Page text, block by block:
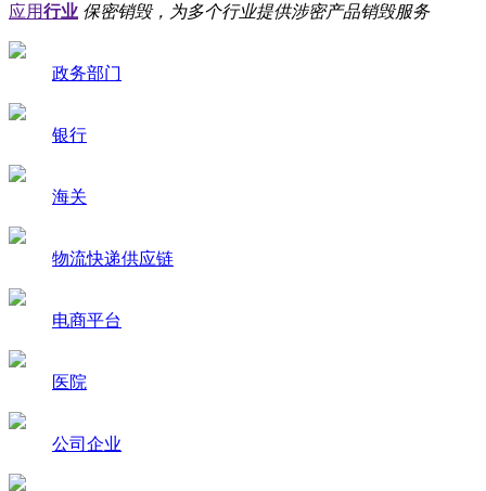
应用行业 保密销毁，为多个行业提供涉密产品销毁服务
政务部门
银行
海关
物流快递供应链
电商平台
医院
公司企业